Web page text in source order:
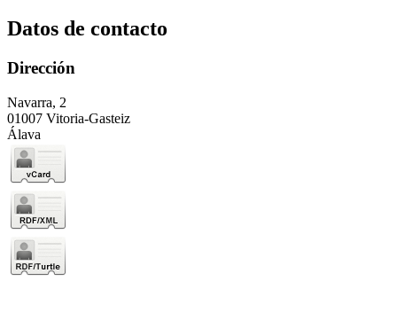
Datos de contacto
Dirección
Navarra, 2
01007 Vitoria-Gasteiz
Álava